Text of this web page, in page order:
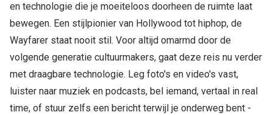
en technologie die je moeiteloos doorheen de ruimte laat
bewegen. Een stijlpionier van Hollywood tot hiphop, de
Wayfarer staat nooit stil. Voor altijd omarmd door de
volgende generatie cultuurmakers, gaat deze reis nu verder
met draagbare technologie. Leg foto's en video's vast,
luister naar muziek en podcasts, bel iemand, vertaal in real
time, of stuur zelfs een bericht terwijl je onderweg bent -